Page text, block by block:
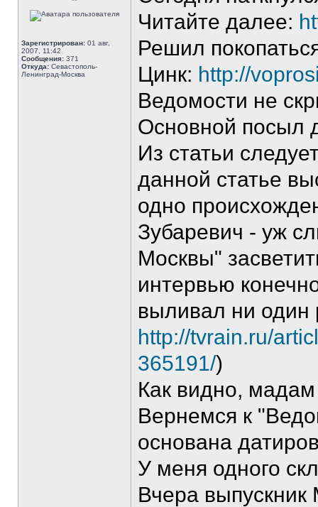
Зарегистрирован: 01 авг,
2007, 11:42
Сообщения: 371
Откуда: Севастополь-
Ленинград-Москва
Читайте далее:
Решил
Цинк: http://
Ведомости не
Основной посыл
Из статьи
данной статье
одно
Зубаревич - уж
Москвы"
интервью
выливал ни один
http://tvrain.ru/
365191/)
Как видно,
Вернемся к
основана
У меня одного
Вчера